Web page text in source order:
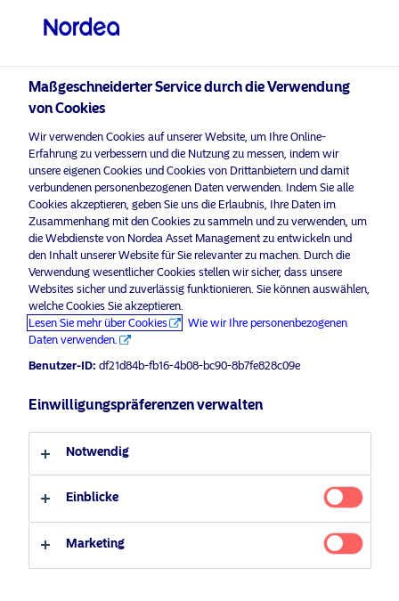
Bitte wählen Sie Ihr Anlegerprofil
aus
Land
Luxemburg
Sprache
Anleger-Typ
Professioneller Anleger
Privater Anleger
Maßgeschneiderter Service durch die Verwendung
von Cookies
Wir verwenden Cookies auf unserer Website, um Ihre Online-
Erfahrung zu verbessern und die Nutzung zu messen, indem wir
unsere eigenen Cookies und Cookies von Drittanbietern und damit
verbundenen personenbezogenen Daten verwenden. Indem Sie alle
Cookies akzeptieren, geben Sie uns die Erlaubnis, Ihre Daten im
Zusammenhang mit den Cookies zu sammeln und zu verwenden, um
die Webdienste von Nordea Asset Management zu entwickeln und
den Inhalt unserer Website für Sie relevanter zu machen. Durch die
Verwendung wesentlicher Cookies stellen wir sicher, dass unsere
Websites sicher und zuverlässig funktionieren. Sie können auswählen,
welche Cookies Sie akzeptieren.
Lesen Sie mehr über Cookies
Wie wir Ihre personenbezogenen
Daten verwenden.
Benutzer-ID: df21d84b-fb16-4b08-bc90-8b7fe828c09e
Einwilligungspräferenzen verwalten
Notwendig
Einblicke
Marketing